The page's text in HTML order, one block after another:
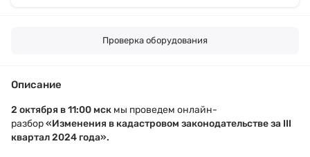
Проверка оборудования
Описание
2 октября в11:00 мск мы проведем онлайн-
разбор«Изменения в кадастровом законодательстве за III
квартал 2024 года».